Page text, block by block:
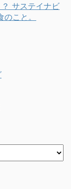
サステイナビ
こと。